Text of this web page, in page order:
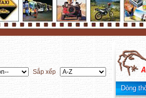
Sắp xếp
Dòng